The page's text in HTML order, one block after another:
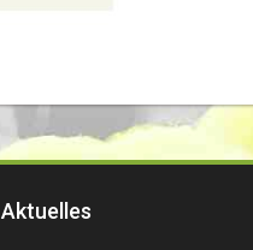
Aktuelles